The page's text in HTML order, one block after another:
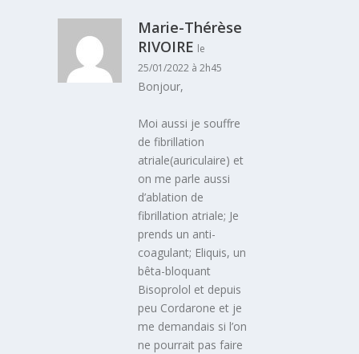
Marie-Thérèse
RIVOIRE le
25/01/2022 à 2h45
Bonjour,
Moi aussi je souffre
de fibrillation
atriale(auriculaire) et
on me parle aussi
d’ablation de
fibrillation atriale; Je
prends un anti-
coagulant; Eliquis, un
bêta-bloquant
Bisoprolol et depuis
peu Cordarone et je
me demandais si l’on
ne pourrait pas faire